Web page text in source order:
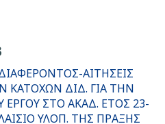
ΑΙΤΗΣΕΙΣ
ΔΙΔ. ΓΙΑ ΤΗΝ
ΣΤΟ ΑΚΑΔ. ΕΤΟΣ 23-
ΥΛΟΠ. ΤΗΣ ΠΡΑΞΗΣ